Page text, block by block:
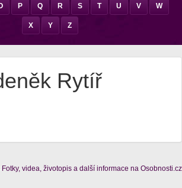
P Q R S T U V W
X Y Z
Rytíř
Fotky, videa, životopis a další informace na Osobnosti.cz